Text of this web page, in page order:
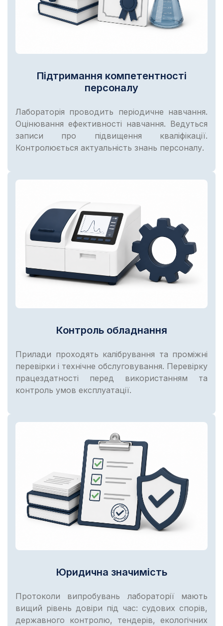
Підтримання компетентності
персоналу
Лабораторія проводить періодичне навчання.
Оцінювання ефективності навчання. Ведуться
записи про підвищення кваліфікації.
Контролюється актуальність знань персоналу.
Контроль обладнання
Прилади проходять калібрування та проміжні
перевірки і технічне обслуговування. Перевірку
працездатності перед використанням та
контроль умов експлуатації.
Юридична значимість
Протоколи випробувань лабораторії мають
вищий рівень довіри під час: судових спорів,
державного контролю, тендерів, екологічних